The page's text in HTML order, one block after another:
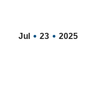
Jul 23 2025